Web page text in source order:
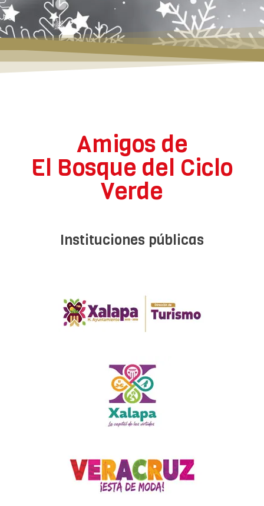
Amigos de
El Bosque del Ciclo
Verde
Instituciones públicas